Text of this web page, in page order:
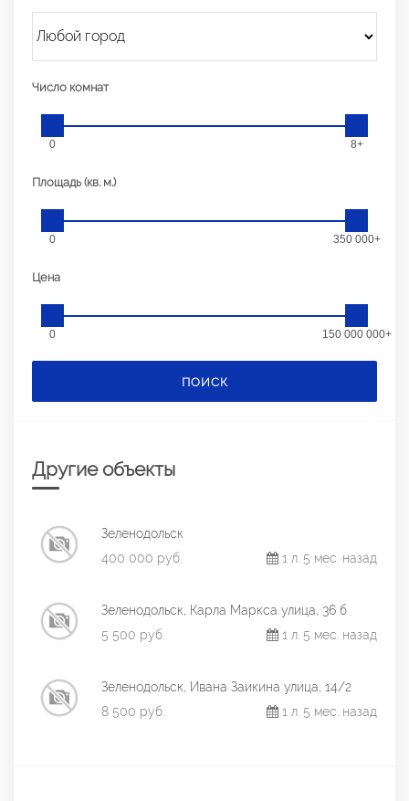
Число комнат
0 8+
Площадь (кв. м.)
0 350 000+
Цена
0 150 000 000+
ПОИСК
Другие объекты
Зеленодольск
400 000 руб.
1 л. 5 мес. назад
Зеленодольск, Карла Маркса улица, 36 б
5 500 руб.
1 л. 5 мес. назад
Зеленодольск, Ивана Заикина улица, 14/2
8 500 руб.
1 л. 5 мес. назад